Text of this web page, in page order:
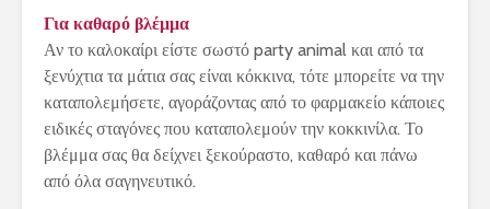
Για καθαρό βλέμμα
Αν το καλοκαίρι είστε σωστό party animal και από τα
ξενύχτια τα μάτια σας είναι κόκκινα, τότε μπορείτε να την
καταπολεμήσετε, αγοράζοντας από το φαρμακείο κάποιες
ειδικές σταγόνες που καταπολεμούν την κοκκινίλα. Το
βλέμμα σας θα δείχνει ξεκούραστο, καθαρό και πάνω
από όλα σαγηνευτικό.